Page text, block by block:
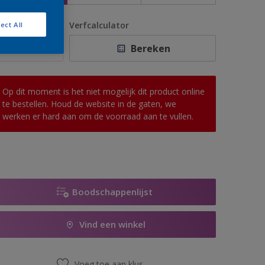
Verfcalculator
Bereken
Op dit moment is het niet mogelijk dit product online
te bestellen. Houd de website in de gaten, we
werken er hard aan om de voorraad aan te vullen.
Boodschappenlijst
Vind een winkel
All